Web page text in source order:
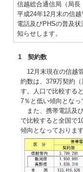
信越総合通信局（局
平成24年12月末の信
電話及びPHSの普及
知らせします。
1 契約数
12月末現在の信越
約数は、379万契約
す。人口で比較する
7％と低い傾向となっ
また、携帯電話及
で比較すると全国で
傾向となっております